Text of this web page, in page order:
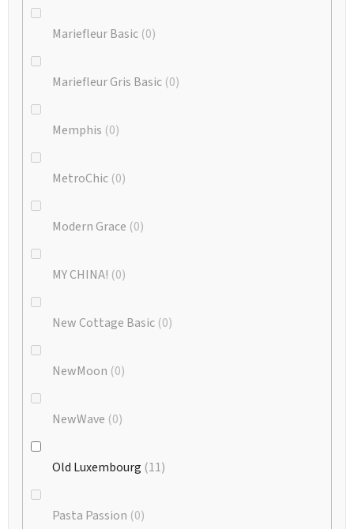
Mariefleur Basic 0
Mariefleur Gris Basic 0
Memphis 0
MetroChic 0
Modern Grace 0
MY CHINA! 0
New Cottage Basic 0
NewMoon 0
NewWave 0
Old Luxembourg 11
Pasta Passion 0